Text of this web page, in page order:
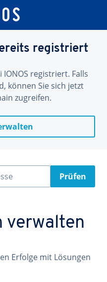
registriert
registriert. Falls
können Sie sich jetzt
zugreifen.
Prüfen
verwalten
Erfolge mit Lösungen